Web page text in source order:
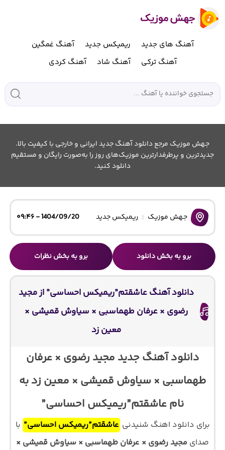
آهنگ های جدید ریمیکس جدید
آهنگ غمگین
آهنگ ترکی
آهنگ شاد آهنگ کردی
جهش موزیک مرجع دانلود آهنگ جدید ایرانی و خارجی با کیفیت بالا.
جدیدترین و پرطرفدارترین موزیک‌های روز را به‌صورت رایگان و مستقیم
دانلود کنید.
جهش موزیک ریمیکس جدید 1404/09/20 - ۰۹:۴۶
برو به بخش دانلود برو به بخش نظرات
دانلود آهنگ عاشقتم”ریمیکس احساسی” از مجید
رضوی × عرفان طهماسبی × سیاوش قمیشی ×
معین زد
دانلود آهنگ جدید مجید رضوی × عرفان
طهماسبی × سیاوش قمیشی × معین زد به
نام عاشقتم”ریمیکس احساسی”
برای دانلود اهنگ شنیدنی عاشقتم”ریمیکس احساسی” با
صدای مجید رضوی × عرفان طهماسبی × سیاوش قمیشی ×